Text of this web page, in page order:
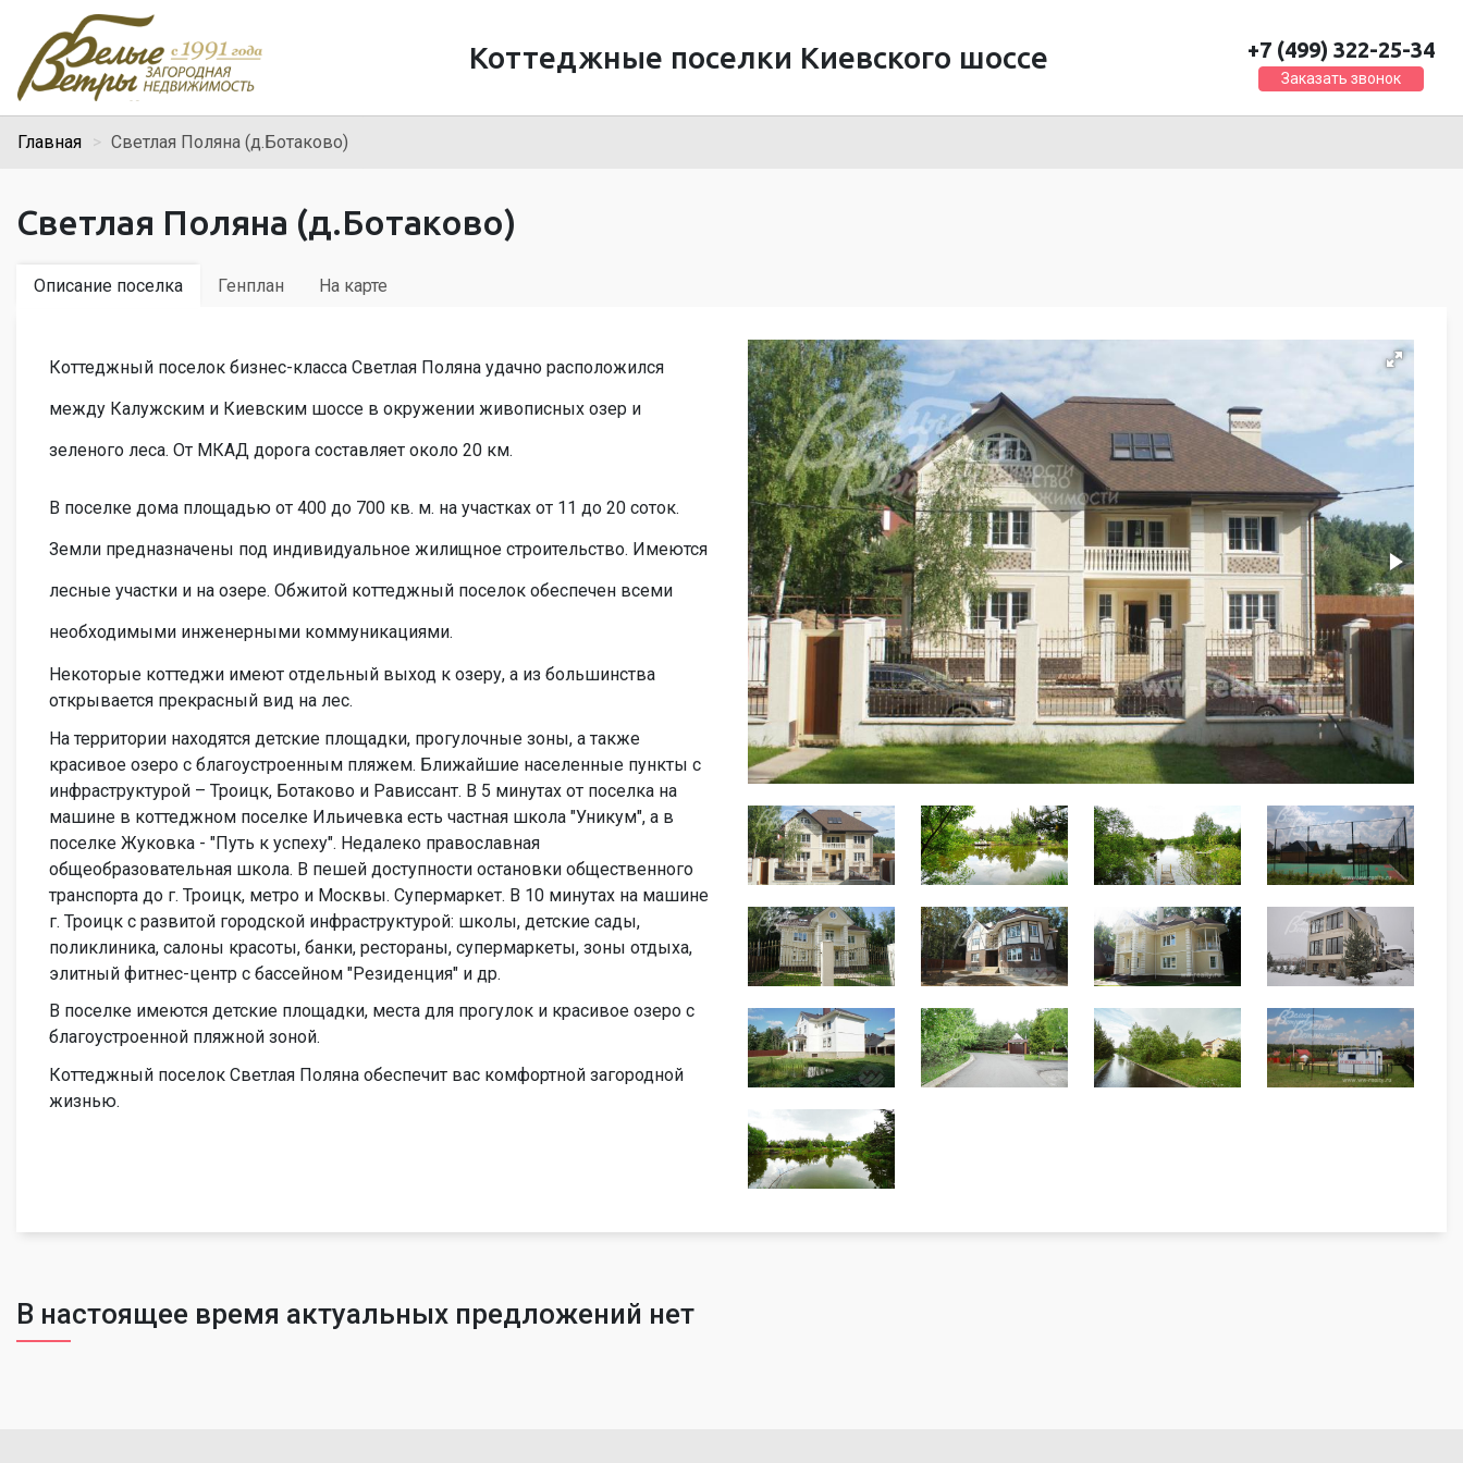
Коттеджные поселки Киевского шоссе +7 (499) 322-25-34
Заказать звонок
Главная Светлая Поляна (д.Ботаково)
Светлая Поляна (д.Ботаково)
Описание поселка Генплан На карте
Коттеджный поселок бизнес-класса Светлая Поляна удачно расположился
между Калужским и Киевским шоссе в окружении живописных озер и
зеленого леса. От МКАД дорога составляет около 20 км.
В поселке дома площадью от 400 до 700 кв. м. на участках от 11 до 20 соток.
Земли предназначены под индивидуальное жилищное строительство. Имеются
лесные участки и на озере. Обжитой коттеджный поселок обеспечен всеми
необходимыми инженерными коммуникациями.
Некоторые коттеджи имеют отдельный выход к озеру, а из большинства
открывается прекрасный вид на лес.
На территории находятся детские площадки, прогулочные зоны, а также
красивое озеро с благоустроенным пляжем. Ближайшие населенные пункты с
инфраструктурой – Троицк, Ботаково и Рависсант. В 5 минутах от поселка на
машине в коттеджном поселке Ильичевка есть частная школа "Уникум", а в
поселке Жуковка - "Путь к успеху". Недалеко православная
общеобразовательная школа. В пешей доступности остановки общественного
транспорта до г. Троицк, метро и Москвы. Супермаркет. В 10 минутах на машине
г. Троицк с развитой городской инфраструктурой: школы, детские сады,
поликлиника, салоны красоты, банки, рестораны, супермаркеты, зоны отдыха,
элитный фитнес-центр с бассейном "Резиденция" и др.
В поселке имеются детские площадки, места для прогулок и красивое озеро с
благоустроенной пляжной зоной.
Коттеджный поселок Светлая Поляна обеспечит вас комфортной загородной
жизнью.
В настоящее время актуальных предложений нет